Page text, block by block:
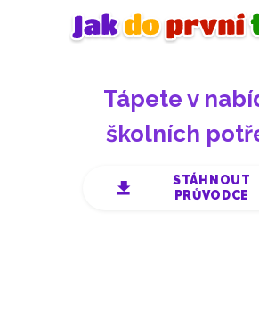
Tápete v
školních
STÁHNOUT
PRŮVODCE